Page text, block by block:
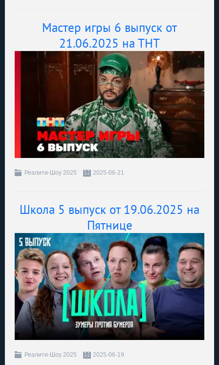
Мастер игры 6 выпуск от
21.06.2025 на ТНТ
Реалити-Шоу 2025 2025-06-21
Школа 5 выпуск от 19.06.2025 на
Пятнице
Реалити-Шоу 2025 2025-06-19